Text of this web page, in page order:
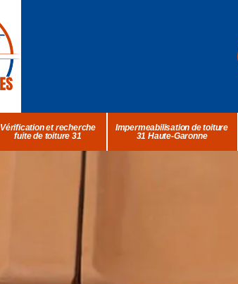
Vérification et recherche
fuite de toiture 31
Impermeabilisation de toiture
31 Haute-Garonne